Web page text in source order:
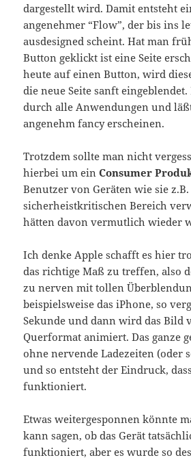
dargestellt wird. Damit entsteht
angenehmer “Flow”, der bis ins
ausdesigned scheint. Hat man
Button geklickt ist eine Seite
heute auf einen Button, wird
die neue Seite sanft eingeblendet.
durch alle Anwendungen und
angenehm fancy erscheinen.
Trotzdem sollte man nicht
hierbei um einConsumer
Benutzer von Geräten wie sie
sicherheistkritischen Bereich
hätten davon vermutlich wieder
Ich denke Apple schafft es hier
das richtige Maß zu treffen, also
zu nerven mit tollen
beispielsweise das iPhone, so
Sekunde und dann wird das Bild
Querformat animiert. Das ganze
ohne nervende Ladezeiten (oder
und so entsteht der Eindruck,
funktioniert.
Etwas weitergesponnen könnte
kann sagen, ob das Gerät
funktioniert, aber es wurde so